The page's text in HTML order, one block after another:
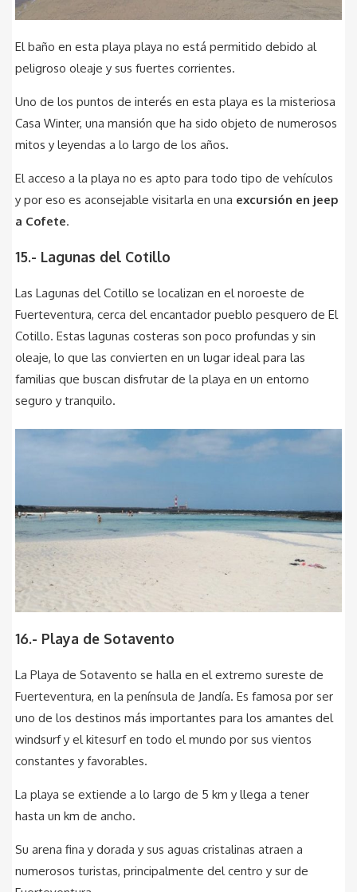
El baño en esta playa playa no está permitido debido al
peligroso oleaje y sus fuertes corrientes.
Uno de los puntos de interés en esta playa es la misteriosa
Casa Winter, una mansión que ha sido objeto de numerosos
mitos y leyendas a lo largo de los años.
El acceso a la playa no es apto para todo tipo de vehículos
y por eso es aconsejable visitarla en una excursión en jeep
a Cofete.
15.- Lagunas del Cotillo
Las Lagunas del Cotillo se localizan en el noroeste de
Fuerteventura, cerca del encantador pueblo pesquero de El
Cotillo. Estas lagunas costeras son poco profundas y sin
oleaje, lo que las convierten en un lugar ideal para las
familias que buscan disfrutar de la playa en un entorno
seguro y tranquilo.
16.- Playa de Sotavento
La Playa de Sotavento se halla en el extremo sureste de
Fuerteventura, en la península de Jandía. Es famosa por ser
uno de los destinos más importantes para los amantes del
windsurf y el kitesurf en todo el mundo por sus vientos
constantes y favorables.
La playa se extiende a lo largo de 5 km y llega a tener
hasta un km de ancho.
Su arena fina y dorada y sus aguas cristalinas atraen a
numerosos turistas, principalmente del centro y sur de